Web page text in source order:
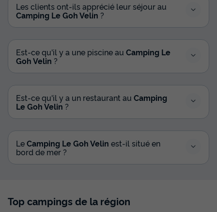
MOBILHOME 4 personnes - Rapidhome Alizé 80 (samedi)
du05/09/2026au12/09/2026
Meilleur prix pour 7 nuits
462 €
MOBILHOME 4 personnes - MH2 LOGGIA
24 m²
Les clients ont-ils apprécié leur séjour au
Camping Le Goh Velin ?
Est-ce qu'il y a une piscine au Camping Le
Goh Velin ?
Est-ce qu'il y a un restaurant au Camping
Le Goh Velin ?
LeCamping Le Goh Velin est-il situé en
bord de mer ?
Top campings de la région